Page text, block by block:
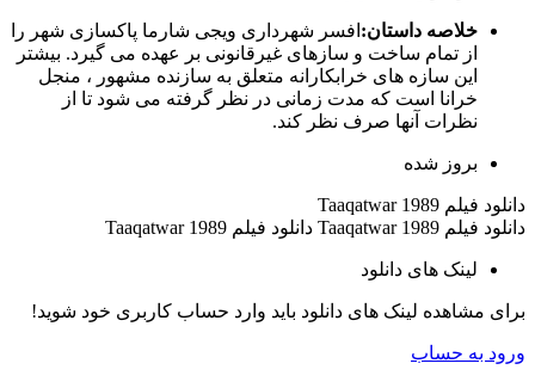
خلاصه داستان: افسر شهرداری ویجی شارما پاکسازی شهر را
از تمام ساخت و سازهای غیرقانونی بر عهده می گیرد. بیشتر
این سازه های خرابکارانه متعلق به سازنده مشهور ، منجل
خرانا است که مدت زمانی در نظر گرفته می شود تا از
نظرات آنها صرف نظر کند.
بروز‌ شده
دانلود فیلم Taaqatwar 1989
دانلود فیلم Taaqatwar 1989 دانلود فیلم Taaqatwar 1989
لینک های دانلود
برای مشاهده لینک های دانلود باید وارد حساب کاربری خود شوید!
ورود به حساب